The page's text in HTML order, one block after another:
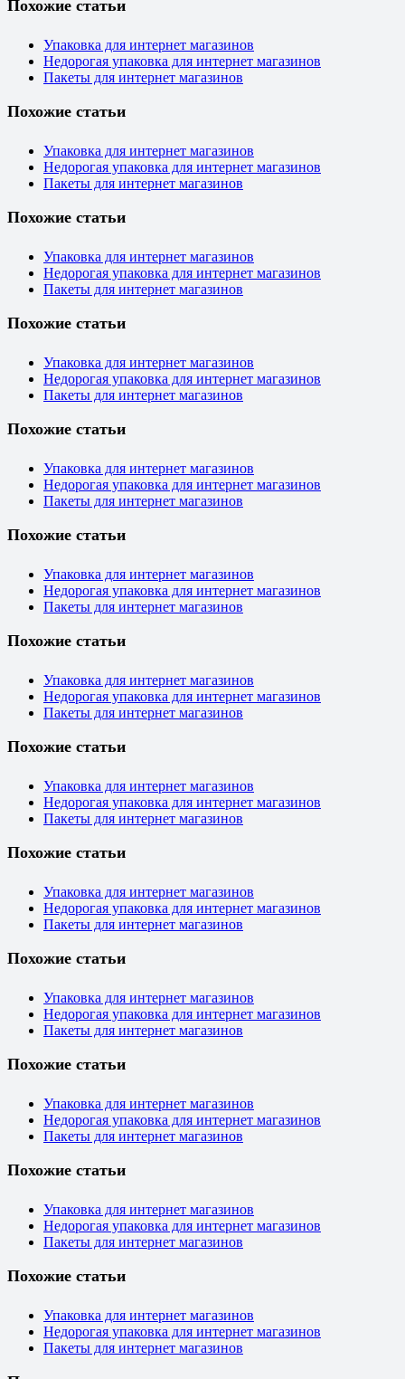
Похожие статьи
Упаковка для интернет магазинов
Недорогая упаковка для интернет магазинов
Пакеты для интернет магазинов
Похожие статьи
Упаковка для интернет магазинов
Недорогая упаковка для интернет магазинов
Пакеты для интернет магазинов
Похожие статьи
Упаковка для интернет магазинов
Недорогая упаковка для интернет магазинов
Пакеты для интернет магазинов
Похожие статьи
Упаковка для интернет магазинов
Недорогая упаковка для интернет магазинов
Пакеты для интернет магазинов
Похожие статьи
Упаковка для интернет магазинов
Недорогая упаковка для интернет магазинов
Пакеты для интернет магазинов
Похожие статьи
Упаковка для интернет магазинов
Недорогая упаковка для интернет магазинов
Пакеты для интернет магазинов
Похожие статьи
Упаковка для интернет магазинов
Недорогая упаковка для интернет магазинов
Пакеты для интернет магазинов
Похожие статьи
Упаковка для интернет магазинов
Недорогая упаковка для интернет магазинов
Пакеты для интернет магазинов
Похожие статьи
Упаковка для интернет магазинов
Недорогая упаковка для интернет магазинов
Пакеты для интернет магазинов
Похожие статьи
Упаковка для интернет магазинов
Недорогая упаковка для интернет магазинов
Пакеты для интернет магазинов
Похожие статьи
Упаковка для интернет магазинов
Недорогая упаковка для интернет магазинов
Пакеты для интернет магазинов
Похожие статьи
Упаковка для интернет магазинов
Недорогая упаковка для интернет магазинов
Пакеты для интернет магазинов
Похожие статьи
Упаковка для интернет магазинов
Недорогая упаковка для интернет магазинов
Пакеты для интернет магазинов